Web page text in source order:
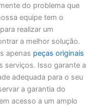
do problema que
equipe tem o
realizar um
a melhor solução.
apenas peças originais
serviços. Isso garante a
adequada para o seu
a garantia do
acesso a um amplo